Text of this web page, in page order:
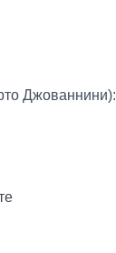
Джованнини):